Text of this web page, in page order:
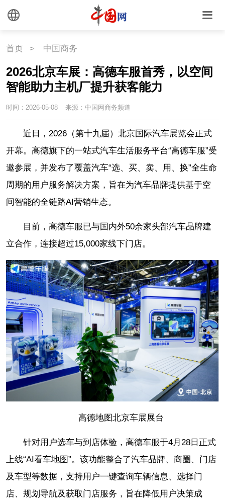
首页 > 中国商务
2026北京车展：高德车服首秀，以空间
智能助力主机厂提升获客能力
时间：2026-05-08 来源：中国网商务频道
近日，2026（第十九届）北京国际汽车展览会正式
开幕。高德旗下的一站式汽车生活服务平台“高德车服”受
邀参展，并发布了覆盖汽车“选、买、卖、用、换”全生命
周期的用户服务解决方案，旨在为汽车品牌提供基于空
间智能的全链路AI营销生态。
目前，高德车服已与国内外50余家头部汽车品牌建
立合作，连接超过15,000家线下门店。
高德地图北京车展展台
针对用户选车与到店体验，高德车服于4月28日正式
上线“AI看车地图”。该功能整合了汽车品牌、商圈、门店
及车型等数据，支持用户一键查询车辆信息、选择门
店、规划导航及获取门店服务，旨在降低用户决策成